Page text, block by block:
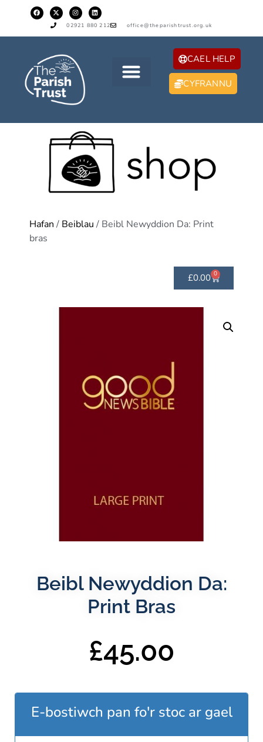
02921 880 212 office@theparishtrust.org.uk
CAEL HELP
CYFRANNU
Hafan / Beiblau / Beibl Newyddion Da: Print
bras
£0.00 0
Beibl Newyddion Da:
Print Bras
£45.00
E-bostiwch pan fo'r stoc ar gael